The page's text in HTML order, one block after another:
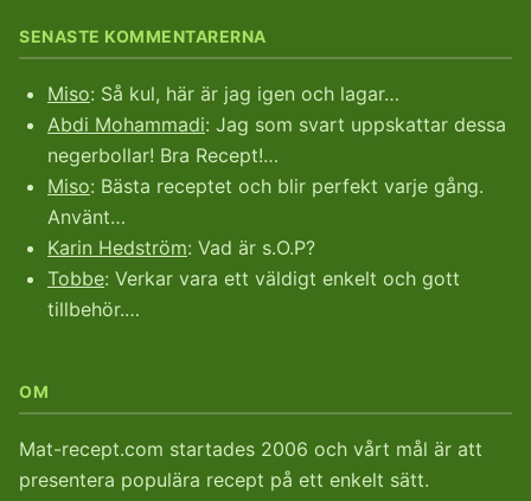
SENASTE KOMMENTARERNA
Miso: Så kul, här är jag igen och lagar…
Abdi Mohammadi: Jag som svart uppskattar dessa
negerbollar! Bra Recept!…
Miso: Bästa receptet och blir perfekt varje gång.
Använt…
Karin Hedström: Vad är s.O.P?
Tobbe: Verkar vara ett väldigt enkelt och gott
tillbehör.…
OM
Mat-recept.com startades 2006 och vårt mål är att
presentera populära recept på ett enkelt sätt.